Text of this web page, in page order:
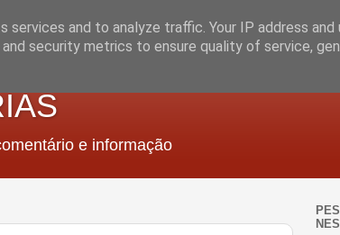
e informação
and to analyze traffic. Your IP address and
security metrics to ensure quality of service,